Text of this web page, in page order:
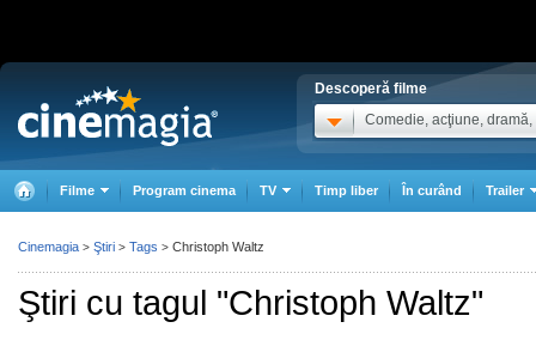
Descoperă filme
Comedie, acţiune, dramă,
Filme Program cinema TV Timp liber În curând Trailer
Ştiri cu tagul "Christoph Waltz"
Cinemagia > Ştiri > Tags > Christoph Waltz